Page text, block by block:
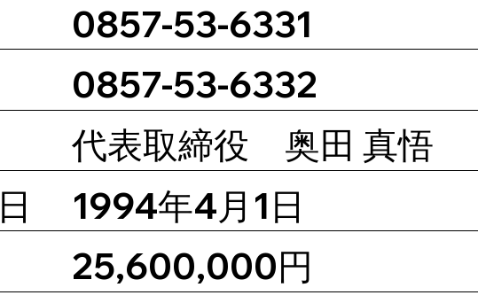
0857-53-6331
0857-53-6332
代表取締役 奥田 真悟
1994年4月1日
25,600,000円